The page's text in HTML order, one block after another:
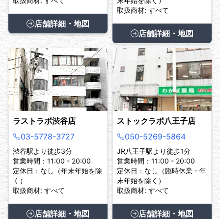
店舗詳細・地図
取扱商材: すべて
店舗詳細・地図
ラストラボ渋谷店
03-5778-3727
渋谷駅より徒歩3分
営業時間：11:00 - 20:00
定休日：なし（年末年始を除
く）
取扱商材: すべて
店舗詳細・地図
ストックラボ八王子店
050-5269-5864
JR八王子駅より徒歩1分
営業時間：11:00 - 20:00
定休日：なし（臨時休業・年
末年始を除く）
取扱商材: すべて
店舗詳細・地図